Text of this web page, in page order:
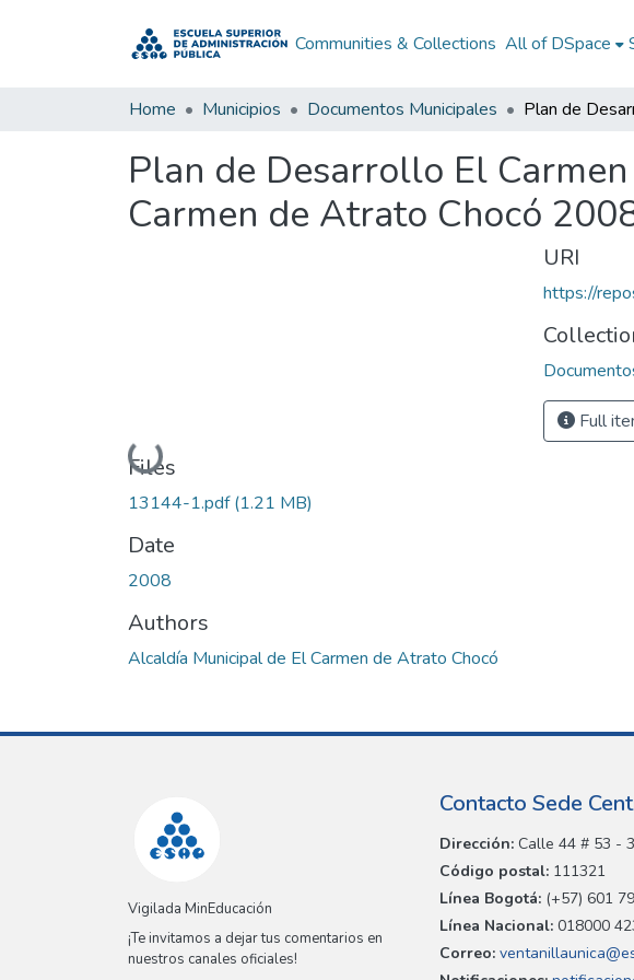
Communities & Collections All of DSpace
Home Municipios Documentos Municipales
Plan de Desarrollo El
Carmen de Atrato Chocó
Loading...
Files
13144-1.pdf(1.21 MB)
Date
2008
Authors
Alcaldía Municipal de El Carmen de Atrato Chocó
URI
https://
Full
Vigilada MinEducación
¡Te invitamos a dejar tus comentarios en
nuestros canales oficiales!
Contacto Sede
Dirección: Calle 44 # 53 -
Código postal: 111321
Línea Bogotá: (+57) 601
Línea Nacional: 018000
Correo: